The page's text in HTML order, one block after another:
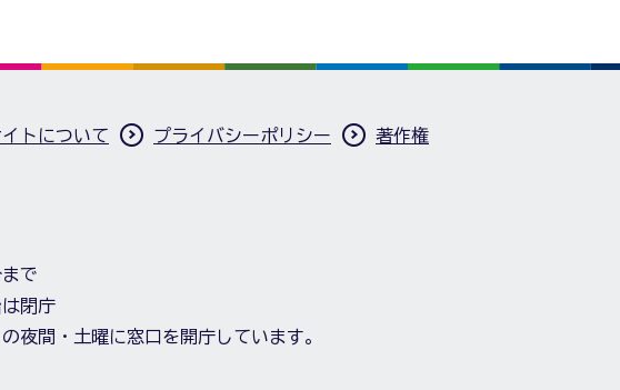
トについて プライバシーポリシー 著作権
で
閉庁
夜間・土曜に窓口を開庁しています。